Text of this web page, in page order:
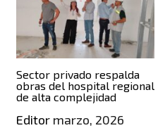
Sector privado respalda
obras del hospital regional
de alta complejidad
Editormarzo, 2026